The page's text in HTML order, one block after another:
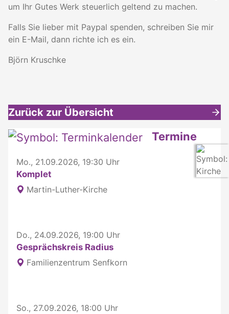
um Ihr Gutes Werk steuerlich geltend zu machen.
Falls Sie lieber mit Paypal spenden, schreiben Sie mir
ein E-Mail, dann richte ich es ein.
Björn Kruschke
Zurück zur Übersicht
Weitere interessante Inhalte Termine
Mo., 21.09.2026, 19:30 Uhr
Komplet
Martin-Luther-Kirche
Do., 24.09.2026, 19:00 Uhr
Gesprächskreis Radius
Familienzentrum Senfkorn
So., 27.09.2026, 18:00 Uhr